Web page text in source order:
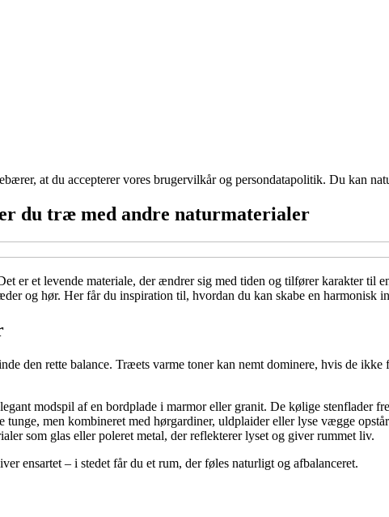
at du accepterer vores brugervilkår og persondatapolitik. Du kan
du træ med andre naturmaterialer
er et levende materiale, der ændrer sig med tiden og tilfører karakter
og hør. Her får du inspiration til, hvordan du kan skabe en harmonisk
den rette balance. Træets varme toner kan nemt dominere, hvis de
modspil af en bordplade i marmor eller granit. De kølige stenflader
tunge, men kombineret med hørgardiner, uldplaider eller lyse vægge
som glas eller poleret metal, der reflekterer lyset og giver rummet liv.
ensartet – i stedet får du et rum, der føles naturligt og afbalanceret.